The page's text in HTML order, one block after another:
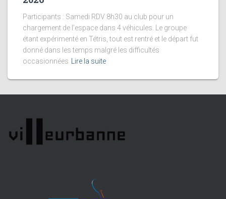
Participants : Samedi RDV 8h30 au club pour un
chargement de l’espace dans 4 véhicules. Le groupe
étant expérimenté en Tétris, tout est rentré et le départ fut
donné dans les temps malgré les difficultés
occasionnées
Lire la suite